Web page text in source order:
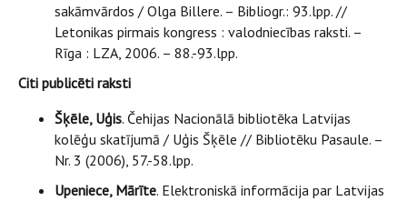
sakāmvārdos / Olga Billere. – Bibliogr.: 93.lpp. //
Letonikas pirmais kongress : valodniecības raksti. –
Rīga : LZA, 2006. – 88.-93.lpp.
Citi publicēti raksti
Šķēle, Uģis. Čehijas Nacionālā bibliotēka Latvijas
kolēģu skatījumā / Uģis Šķēle // Bibliotēku Pasaule. –
Nr. 3 (2006), 57.-58.lpp.
Upeniece, Mārīte. Elektroniskā informācija par Latvijas